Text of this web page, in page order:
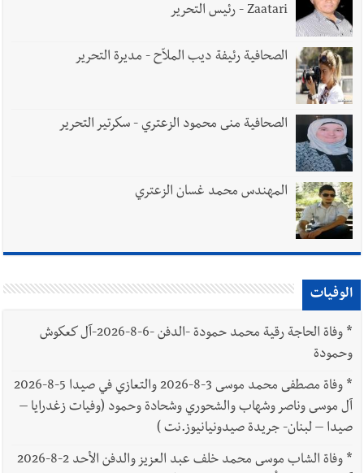
Zaatari - رئيس التحرير
الصحافية رئيفة ديب الملاّح - مديرة التحرير
الصحافية منى محمود الزعتري - سكرتير التحرير
المهندس محمد غسان الزعتري
الوفيات
*
وفاة الحاجة رقية محمد حمودة -الدفن -6-8-2026-آل كعكوش
وحمودة
*
وفاة مصطفى محمد موسى 3-8-2026 والتعازي في صيدا 5-8-2026
آل موسى وناصر وشهاب والشحوري وشحادة وحمود (وفيات زغدرايا –
صيدا – لبنان- جريدة صيدونيانيوز.نت )
*
وفاة الشاب موسى محمد خلف عبد العزيز والدفن الأحد 2-8-2026